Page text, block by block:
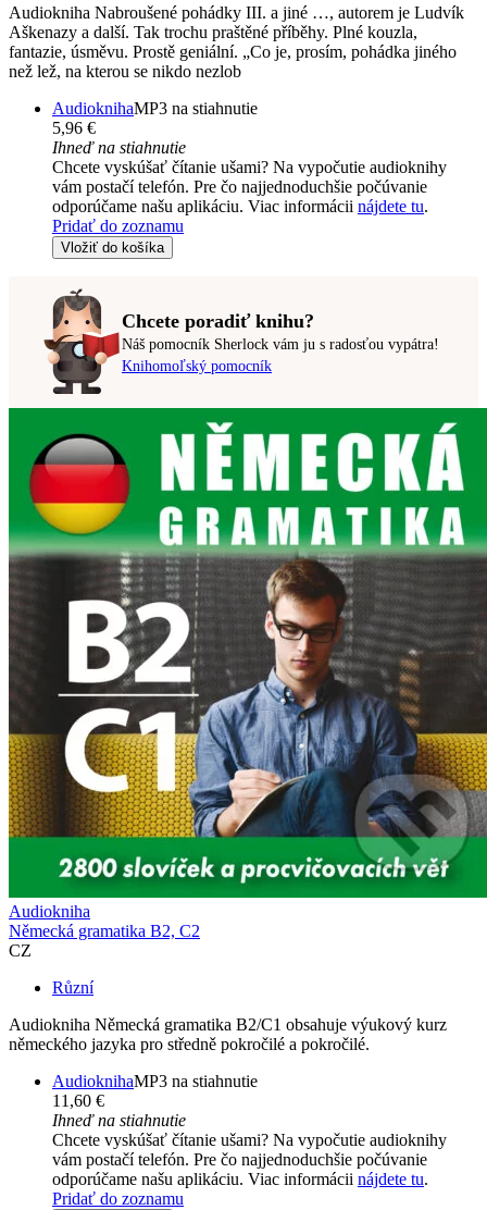
Audiokniha Nabroušené pohádky III. a jiné …, autorem je Ludvík
Aškenazy a další. Tak trochu praštěné příběhy. Plné kouzla,
fantazie, úsměvu. Prostě geniální. „Co je, prosím, pohádka jiného
než lež, na kterou se nikdo nezlob
AudioknihaMP3 na stiahnutie
5,96 €
Ihneď na stiahnutie
Chcete vyskúšať čítanie ušami? Na vypočutie audioknihy
vám postačí telefón. Pre čo najjednoduchšie počúvanie
odporúčame našu aplikáciu. Viac informácii nájdete tu.
Pridať do zoznamu
Vložiť do košíka
Chcete poradiť knihu?
Náš pomocník Sherlock vám ju s radosťou vypátra!
Knihomoľský pomocník
Audiokniha
Německá gramatika B2, C2
CZ
Různí
Audiokniha Německá gramatika B2/C1 obsahuje výukový kurz
německého jazyka pro středně pokročilé a pokročilé.
AudioknihaMP3 na stiahnutie
11,60 €
Ihneď na stiahnutie
Chcete vyskúšať čítanie ušami? Na vypočutie audioknihy
vám postačí telefón. Pre čo najjednoduchšie počúvanie
odporúčame našu aplikáciu. Viac informácii nájdete tu.
Pridať do zoznamu